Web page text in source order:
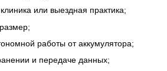
или выездная практика;
работы от аккумулятора;
и передаче данных;